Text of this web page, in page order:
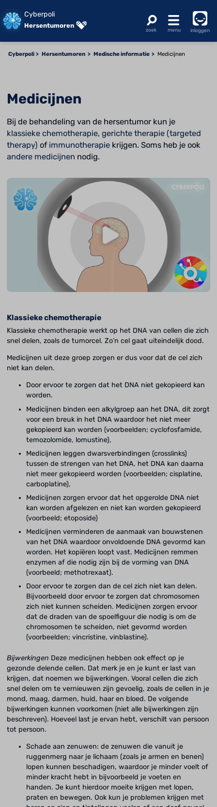
Cyberpoli
Hersentumoren
inloggen
Cyberpoli Hersentumoren Medische informatie Medicijnen
Medicijnen
Bij de behandeling van de hersentumor kun je
klassieke chemotherapie,gerichte therapie (targeted
therapy) of immunotherapie krijgen. Soms heb je ook
andere medicijnen nodig.
Klassieke chemotherapie
Klassieke chemotherapie werkt op het DNA van cellen die zich
snel delen, zoals de tumorcel. Zo’n cel gaat uiteindelijk dood.
Medicijnen uit deze groep zorgen er dus voor dat de cel zich
niet kan delen.
Door ervoor te zorgen dat het DNA niet gekopieerd kan
worden.
Medicijnen binden een alkylgroep aan het DNA, dit zorgt
voor een breuk in het DNA waardoor het niet meer
gekopieerd kan worden (voorbeelden; cyclofosfamide,
temozolomide, lomustine),
Medicijnen leggen dwarsverbindingen (crosslinks)
tussen de strengen van het DNA, het DNA kan daarna
niet meer gekopieerd worden (voorbeelden; cisplatine,
carboplatine),
Medicijnen zorgen ervoor dat het opgerolde DNA niet
kan worden afgelezen en niet kan worden gekopieerd
(voorbeeld; etoposide)
Medicijnen verminderen de aanmaak van bouwstenen
van het DNA waardoor onvoldoende DNA gevormd kan
worden. Het kopiëren loopt vast. Medicijnen remmen
enzymen af die nodig zijn bij de vorming van DNA
(voorbeeld; methotrexaat).
Door ervoor te zorgen dan de cel zich niet kan delen.
Bijvoorbeeld door ervoor te zorgen dat chromosomen
zich niet kunnen scheiden. Medicijnen zorgen ervoor
dat de draden van de spoelfiguur die nodig is om de
chromosomen te scheiden, niet gevormd worden
(voorbeelden; vincristine, vinblastine).
Bijwerkingen Deze medicijnen hebben ook effect op je
gezonde delende cellen. Dat merk je en je kunt er last van
krijgen, dat noemen we bijwerkingen. Vooral cellen die zich
snel delen om te vernieuwen zijn gevoelig, zoals de cellen in je
mond, maag, darmen, huid, haar en bloed. De volgende
bijwerkingen kunnen voorkomen (niet alle bijwerkingen zijn
beschreven). Hoeveel last je ervan hebt, verschilt van persoon
tot persoon.
Schade aan zenuwen: de zenuwen die vanuit je
ruggenmerg naar je lichaam (zoals je armen en benen)
lopen kunnen beschadigen, waardoor je minder voelt of
minder kracht hebt in bijvoorbeeld je voeten en
handen. Je kunt hierdoor moeite krijgen met lopen,
praten en bewegen. Ook kun je problemen krijgen met